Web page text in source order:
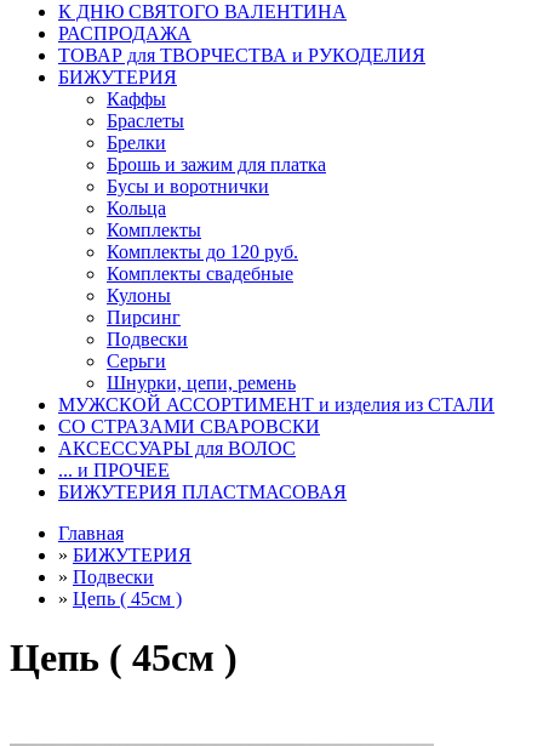
К ДНЮ СВЯТОГО ВАЛЕНТИНА
РАСПРОДАЖА
ТОВАР для ТВОРЧЕСТВА и РУКОДЕЛИЯ
БИЖУТЕРИЯ
Каффы
Браслеты
Брелки
Брошь и зажим для платка
Бусы и воротнички
Кольца
Комплекты
Комплекты до 120 руб.
Комплекты свадебные
Кулоны
Пирсинг
Подвески
Серьги
Шнурки, цепи, ремень
МУЖСКОЙ АССОРТИМЕНТ и изделия из СТАЛИ
СО СТРАЗАМИ СВАРОВСКИ
АКСЕССУАРЫ для ВОЛОС
... и ПРОЧЕЕ
БИЖУТЕРИЯ ПЛАСТМАСОВАЯ
Главная
» БИЖУТЕРИЯ
» Подвески
» Цепь ( 45см )
Цепь ( 45см )